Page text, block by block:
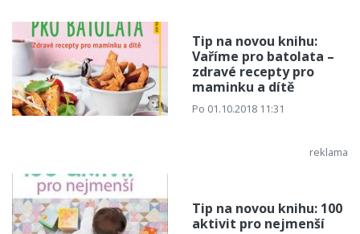
Tip na novou knihu:
Vaříme pro batolata –
zdravé recepty pro
maminku a dítě
Po 01.10.2018 11:31
Tip na novou knihu: 100
aktivit pro nejmenší